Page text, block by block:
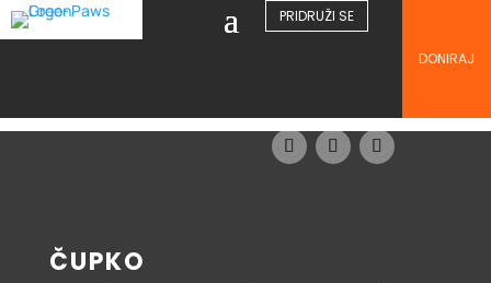
PRIDRUŽI SE
DONIRAJ
ČUPKO